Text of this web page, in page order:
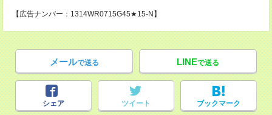
【広告ナンバー：1314WR0715G45★15-N】
メールで送る LINEで送る
シェア ツイート ブックマーク